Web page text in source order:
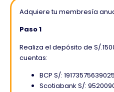
Adquiere tu membresía
Paso 1
Realiza el depósito de S/
cuentas:
BCP S/: 19173575639025
Scotiabank S/: